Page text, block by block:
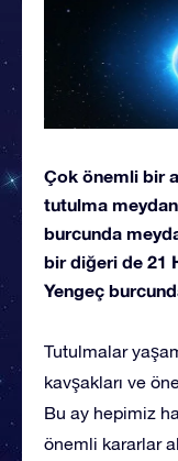
Çok önemli bir
tutulma
burcunda
bir diğeri de 21
Yengeç
Tutulmalar
kavşakları ve
Bu ay hepimiz
önemli kararlar